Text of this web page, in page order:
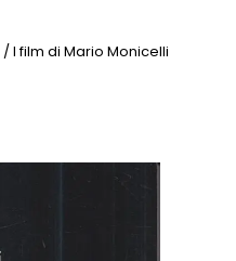
/ I film di Mario Monicelli